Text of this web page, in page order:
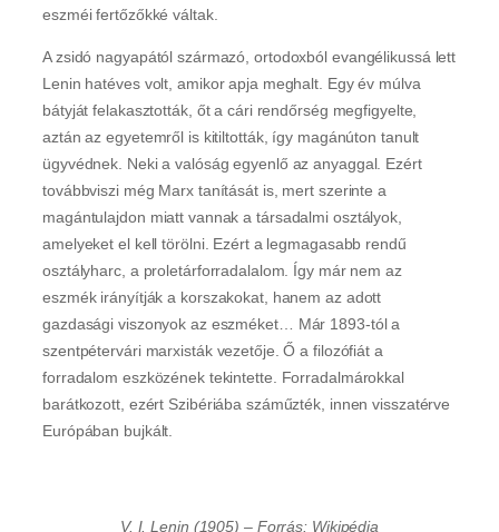
eszméi fertőzőkké váltak.
A zsidó nagyapától származó, ortodoxból evangélikussá lett
Lenin hatéves volt, amikor apja meghalt. Egy év múlva
bátyját felakasztották, őt a cári rendőrség megfigyelte,
aztán az egyetemről is kitiltották, így magánúton tanult
ügyvédnek. Neki a valóság egyenlő az anyaggal. Ezért
továbbviszi még Marx tanítását is, mert szerinte a
magántulajdon miatt vannak a társadalmi osztályok,
amelyeket el kell törölni. Ezért a legmagasabb rendű
osztályharc, a proletárforradalalom. Így már nem az
eszmék irányítják a korszakokat, hanem az adott
gazdasági viszonyok az eszméket… Már 1893-tól a
szentpétervári marxisták vezetője. Ő a filozófiát a
forradalom eszközének tekintette. Forradalmárokkal
barátkozott, ezért Szibériába száműzték, innen visszatérve
Európában bujkált.
V. I. Lenin (1905) – Forrás: Wikipédia